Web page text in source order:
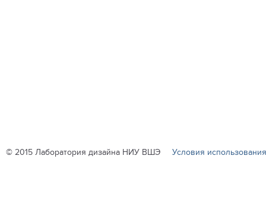
© 2015 Лаборатория дизайна НИУ ВШЭ Условия